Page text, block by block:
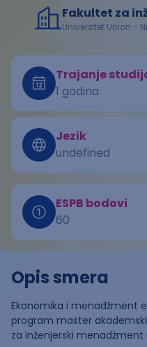
Fakultet za
Univerzitet Union -
Trajanje
1 godina
Jezik
undefined
ESPB bodovi
60
Opis smera
Ekonomika i menadžment
program master
za inženjerski menadžment